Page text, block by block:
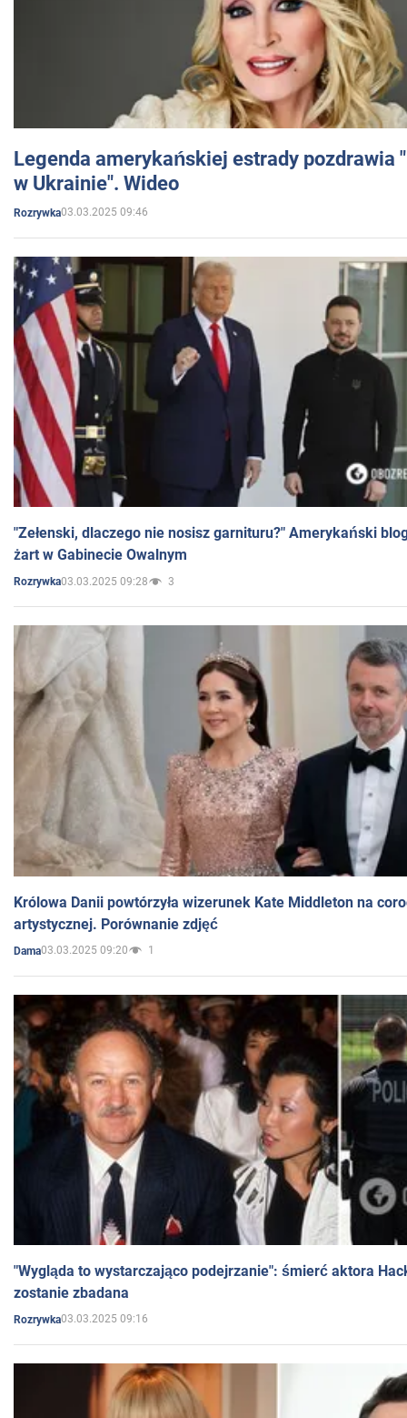
Legenda amerykańskiej estrady pozdrawia
w Ukrainie". Wideo
Rozrywka03.03.2025 09:46
"Zełenski, dlaczego nie nosisz garnituru?" Amerykański
żart w Gabinecie Owalnym
Rozrywka03.03.2025 09:28 3
Królowa Danii powtórzyła wizerunek Kate Middleton na
artystycznej. Porównanie zdjęć
Dama03.03.2025 09:20 1
"Wygląda to wystarczająco podejrzanie": śmierć aktora
zostanie zbadana
Rozrywka03.03.2025 09:16